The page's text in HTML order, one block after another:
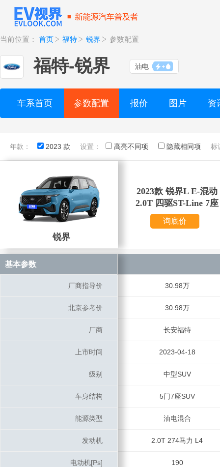
当前位置： 首页 福特 锐界 参数配置
福特-锐界 油电
车系首页 参数配置 报价 图片 资
年款： 2023 款 设置： 高亮不同项 隐藏相同项 标
锐界
锐界
2023款 锐界L E-混动
2.0T 四驱ST-Line 7座
询底价
基本参数
厂商指导价 30.98万
北京参考价 30.98万
厂商 长安福特
上市时间 2023-04-18
级别 中型SUV
车身结构 5门7座SUV
能源类型 油电混合
发动机 2.0T 274马力 L4
电动机[Ps] 190
基本参数
厂商指导价
北京参考价
厂商
上市时间
级别
车身结构
能源类型
发动机
电动机[Ps]